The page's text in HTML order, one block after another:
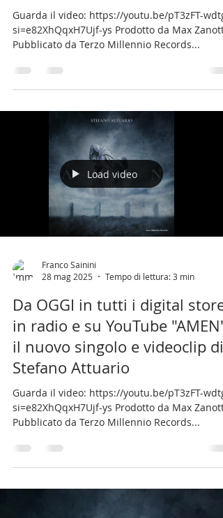
Franco Sainini
13 giu 2025
Tempo di lettura: 2 min
In tutti i digital store, in radio
su YouTube "AMEN" il nuovo
singolo e videoclip di Stefano
Attuario
Guarda il video: https://youtu.be/pT3zFT-
si=e82XhQqxH7Ujf-ys Prodotto da Max Zanotti.
Pubblicato da Terzo Millennio Records...
Load video
Franco Sainini
28 mag 2025
Tempo di lettura: 3 min
Da OGGI in tutti i digital store,
in radio e su YouTube "AMEN"
il nuovo singolo e videoclip di
Stefano Attuario